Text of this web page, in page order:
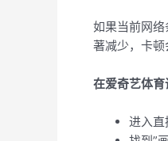
如果当前网
著减少，卡顿
在爱奇艺体育
进入直